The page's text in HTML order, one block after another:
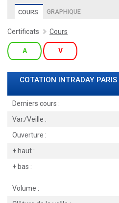
COURS GRAPHIQUE
Certificats Cours
A V
COTATION INTRADAY PARIS
Derniers cours :
Var./Veille :
Ouverture :
+ haut :
+ bas :
Volume :